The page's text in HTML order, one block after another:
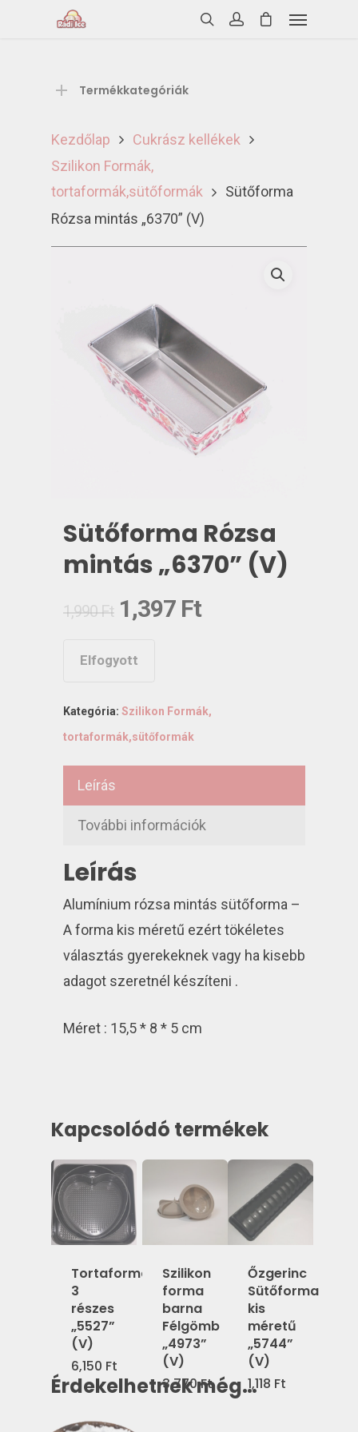
Termékkategóriák
Kezdőlap
Cukrász kellékek
Szilikon Formák,
tortaformák,sütőformák
Sütőforma
Rózsa mintás „6370” (V)
Sütőforma Rózsa
mintás „6370” (V)
1,990Ft Original
was:
1,397 FtCurrent
Elfogyott
Kategória: Szilikon Formák,
tortaformák,sütőformák
Leírás
További információk
Leírás
Alumínium rózsa mintás sütőforma –
A forma kis méretű ezért tökéletes
választás gyerekeknek vagy ha kisebb
adagot szeretnél készíteni .
Méret : 15,5 * 8 * 5 cm
Kapcsolódó termékek
Tortaforma
3
részes
„5527”
(V)
6,150 Ft
Szilikon
forma
barna
Félgömb
„4973”
(V)
3,770Ft
Őzgerinc
Sütőforma
kis
méretű
„5744”
(V)
1,118 Ft
Érdekelhetnek még…